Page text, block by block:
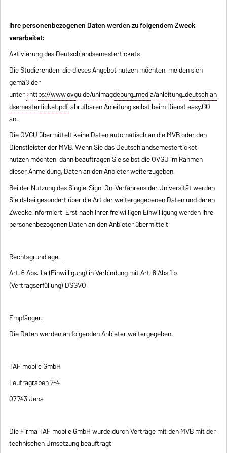
Ihre personenbezogenen Daten werden zu folgendem Zweck
verarbeitet:
Aktivierung des Deutschlandsemestertickets
Die Studierenden, die dieses Angebot nutzen möchten, melden sich
gemäß der
unter https://www.ovgu.de/unimagdeburg_media/anleitung_deutschlan
dsemesterticket.pdf abrufbaren Anleitung selbst beim Dienst easy.GO
an.
Die OVGU übermittelt keine Daten automatisch an die MVB oder den
Dienstleister der MVB. Wenn Sie das Deutschlandsemesterticket
nutzen möchten, dann beauftragen Sie selbst die OVGU im Rahmen
dieser Anmeldung, Daten an den Anbieter weiterzugeben.
Bei der Nutzung des Single-Sign-On-Verfahrens der Universität werden
Sie dabei gesondert über die Art der weitergegebenen Daten und deren
Zwecke informiert. Erst nach Ihrer freiwilligen Einwilligung werden Ihre
personenbezogenen Daten an den Anbieter übermittelt.
Rechtsgrundlage:
Art. 6 Abs. 1 a (Einwilligung) in Verbindung mit Art. 6 Abs 1 b
(Vertragserfüllung) DSGVO
Empfänger:
Die Daten werden an folgenden Anbieter weitergegeben:
TAF mobile GmbH
Leutragraben 2-4
07743 Jena
Die Firma TAF mobile GmbH wurde durch Verträge mit den MVB mit der
technischen Umsetzung beauftragt.